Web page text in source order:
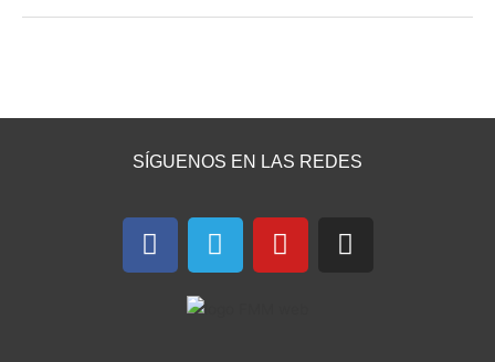
SÍGUENOS EN LAS REDES
F
a
T
e
Y
o
I
n